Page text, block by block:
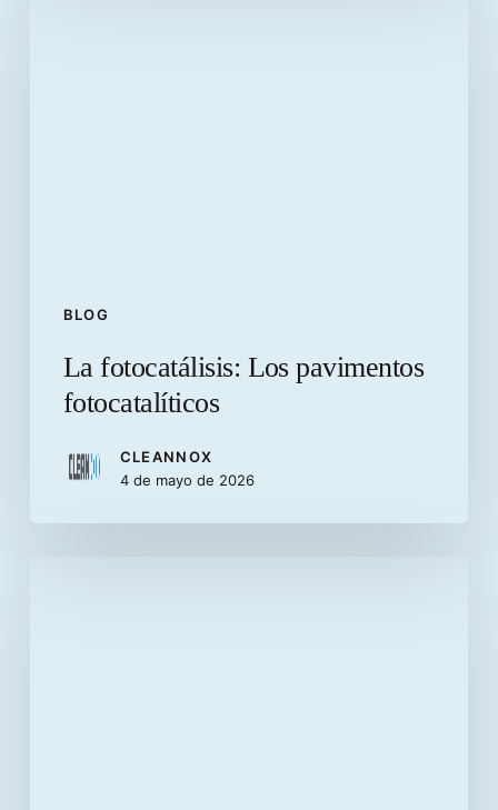
BLOG
La fotocatálisis: Los pavimentos
fotocatalíticos
CLEANNOX
4 de mayo de 2026